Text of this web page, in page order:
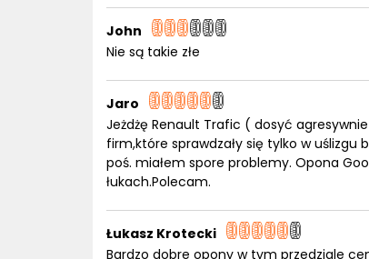
John
Nie są takie złe
Jaro
Jeżdżę Renault Trafic ( dosyć
firm,które sprawdzały się tylko w uślizgu
poś. miałem spore problemy. Opona
łukach.Polecam.
Łukasz Krotecki
Bardzo dobre opony w tym przedziale